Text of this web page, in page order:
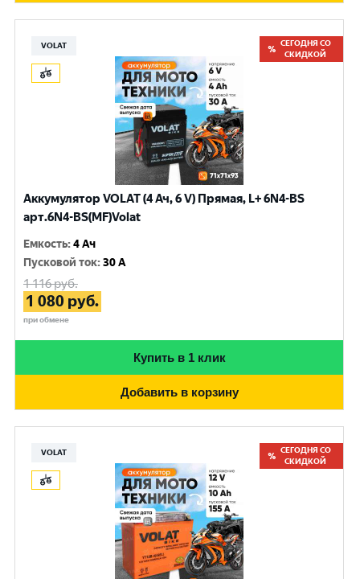
VOLAT
СЕГОДНЯ СО
СКИДКОЙ
Аккумулятор VOLAT (4 Ач, 6 V) Прямая, L+ 6N4-BS
арт.6N4-BS(MF)Volat
Емкость:4 Ач
Пусковой ток:30 A
1 116руб.
1 080 руб.
при обмене
Купить в 1 клик
Добавить в корзину
VOLAT
СЕГОДНЯ СО
СКИДКОЙ